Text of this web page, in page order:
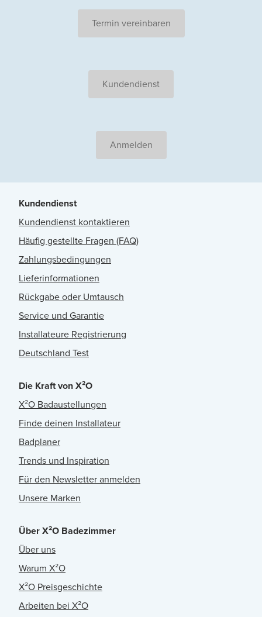
Termin vereinbaren
Kundendienst
Anmelden
Kundendienst
Kundendienst kontaktieren
Häufig gestellte Fragen (FAQ)
Zahlungsbedingungen
Lieferinformationen
Rückgabe oder Umtausch
Service und Garantie
Installateure Registrierung
Deutschland Test
Die Kraft von X²O
X²O Badaustellungen
Finde deinen Installateur
Badplaner
Trends und Inspiration
Für den Newsletter anmelden
Unsere Marken
Über X²O Badezimmer
Über uns
Warum X²O
X²O Preisgeschichte
Arbeiten bei X²O